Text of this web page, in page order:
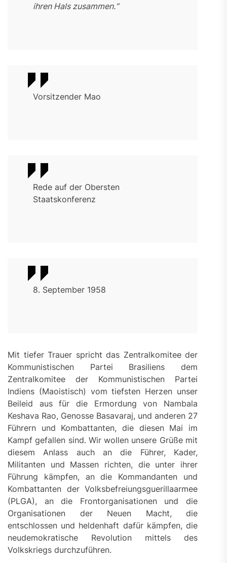
ihren Hals zusammen.“
Vorsitzender Mao
Rede auf der Obersten
Staatskonferenz
8. September 1958
Mit tiefer Trauer spricht das Zentralkomitee der
Kommunistischen Partei Brasiliens dem
Zentralkomitee der Kommunistischen Partei
Indiens (Maoistisch) vom tiefsten Herzen unser
Beileid aus für die Ermordung von Nambala
Keshava Rao, Genosse Basavaraj, und anderen 27
Führern und Kombattanten, die diesen Mai im
Kampf gefallen sind. Wir wollen unsere Grüße mit
diesem Anlass auch an die Führer, Kader,
Militanten und Massen richten, die unter ihrer
Führung kämpfen, an die Kommandanten und
Kombattanten der Volksbefreiungsguerillaarmee
(PLGA), an die Frontorganisationen und die
Organisationen der Neuen Macht, die
entschlossen und heldenhaft dafür kämpfen, die
neudemokratische Revolution mittels des
Volkskriegs durchzuführen.